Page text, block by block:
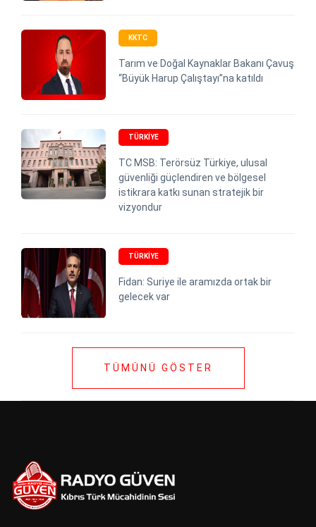
KKTC
Tarım ve Doğal Kaynaklar Bakanı Çavuş
“Büyük Harup Çalıştayı”na katıldı
TÜRKIYE
TC MSB: Terörsüz Türkiye, ulusal
güvenliği güçlendiren ve bölgesel
istikrara katkı sunan stratejik bir
vizyondur
TÜRKIYE
Fidan: Suriye ile aramızda ortak bir
gelecek var
TÜMÜNÜ GÖSTER